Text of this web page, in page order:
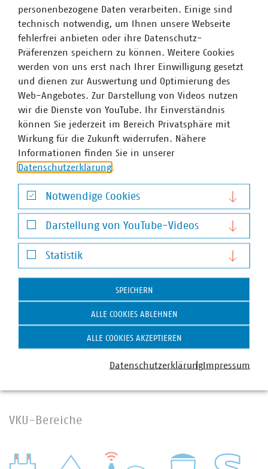
Moritz Amtsberg
Geschäftsführer
+49 385 633 1392
+49 170 858 0093
amtsberg(at)vku(dot)de
VKU-Bereiche
personenbezogene Daten verarbeiten. Einige sind
technisch notwendig, um Ihnen unsere Webseite
fehlerfrei anbieten oder ihre Datenschutz-
Präferenzen speichern zu können. Weitere Cookies
werden von uns erst nach Ihrer Einwilligung gesetzt
und dienen zur Auswertung und Optimierung des
Web-Angebotes. Zur Darstellung von Videos nutzen
wir die Dienste von YouTube. Ihr Einverständnis
können Sie jederzeit im Bereich Privatsphäre mit
Wirkung für die Zukunft widerrufen. Nähere
Informationen finden Sie in unserer
Datenschutzerklärung
Notwendige Cookies
Notwendige Cookies
Darstellung von YouTube-Videos
Darstellung von YouTube-Videos
Statistik
Statistik
SPEICHERN
ALLE COOKIES ABLEHNEN
ALLE COOKIES AKZEPTIEREN
DatenschutzerklärungImpressum